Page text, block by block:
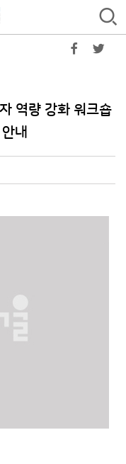
역량 강화 워크숍
내